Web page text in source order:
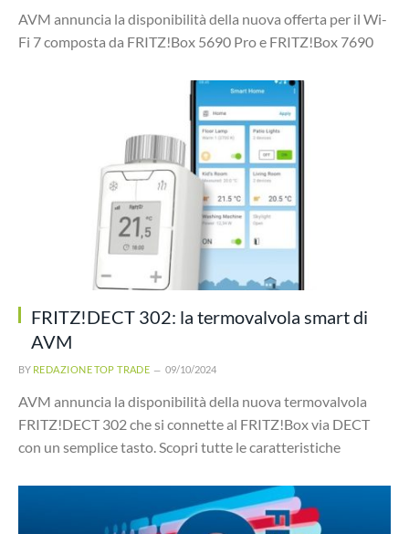
AVM annuncia la disponibilità della nuova offerta per il Wi-
Fi 7 composta da FRITZ!Box 5690 Pro e FRITZ!Box 7690
FRITZ!DECT 302: la termovalvola smart di
AVM
BY REDAZIONE TOP TRADE 09/10/2024
AVM annuncia la disponibilità della nuova termovalvola
FRITZ!DECT 302 che si connette al FRITZ!Box via DECT
con un semplice tasto. Scopri tutte le caratteristiche